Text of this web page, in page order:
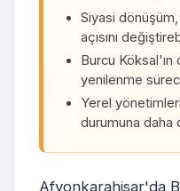
Siyasi dönüşüm,
açısını
Burcu
yenilenme
Yerel
durumuna daha
Afyonkarahisar'da